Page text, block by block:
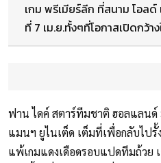
เกม พรีเมียร์ลีก ที่สนาม โอล
ที่ 7 เม.ย.ทั้งๆที่โอกาสเปิดกว้า
ฟาน ไดค์ สตาร์ทีมชาติ ฮอลแลน
แมนฯ ยูไนเต็ด เต็มที่เพื่อกลับไปรั้
แพ้เกมแดงเดือดรอบแปดทีมถ้วย